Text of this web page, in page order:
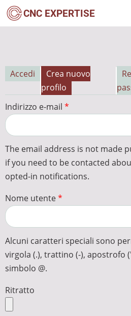
Salta
CNC EXPERTISE
Schede
primarie
Accedi
Crea nuovo
profilo
Indirizzo e-mail
The email address is not made
if you need to be contacted
opted-in notifications.
Nome utente
Alcuni caratteri speciali sono
virgola (.), trattino (-), apostrofo
simbolo @.
Ritratto